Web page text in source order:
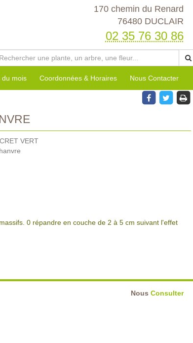
170 chemin du Renard
76480 DUCLAIR
02 35 76 30 86
du mois Coordonnées & Horaires Nous Contacter
VERT
0 répandre en couche de 2 à 5 cm suivant l'effet
Nous Consulter